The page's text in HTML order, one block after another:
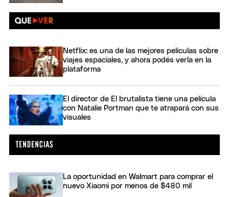
Netflix: es una de las mejores películas sobre
viajes espaciales, y ahora podés verla en la
plataforma
El director de El brutalista tiene una película
con Natalie Portman que te atrapará con sus
visuales
La oportunidad en Walmart para comprar el
nuevo Xiaomi por menos de $480 mil